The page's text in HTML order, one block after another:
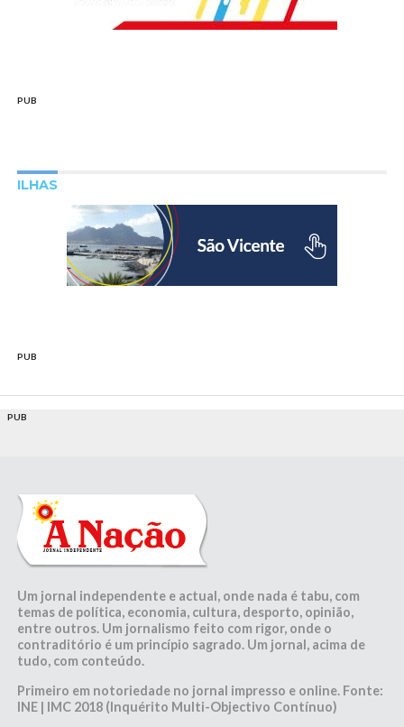
PUB
ILHAS
PUB
PUB
Um jornal independente e actual, onde nada é tabu, com
temas de política, economia, cultura, desporto, opinião,
entre outros. Um jornalismo feito com rigor, onde o
contraditório é um princípio sagrado. Um jornal, acima de
tudo, com conteúdo.
Primeiro em notoriedade no jornal impresso e online. Fonte:
INE | IMC 2018 (Inquérito Multi-Objectivo Contínuo)